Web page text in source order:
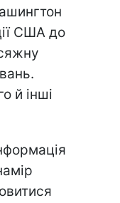
США до
й інші